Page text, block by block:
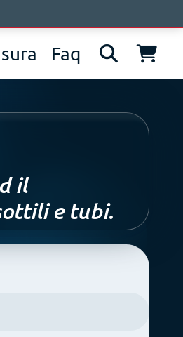
Faq
il
e tubi.